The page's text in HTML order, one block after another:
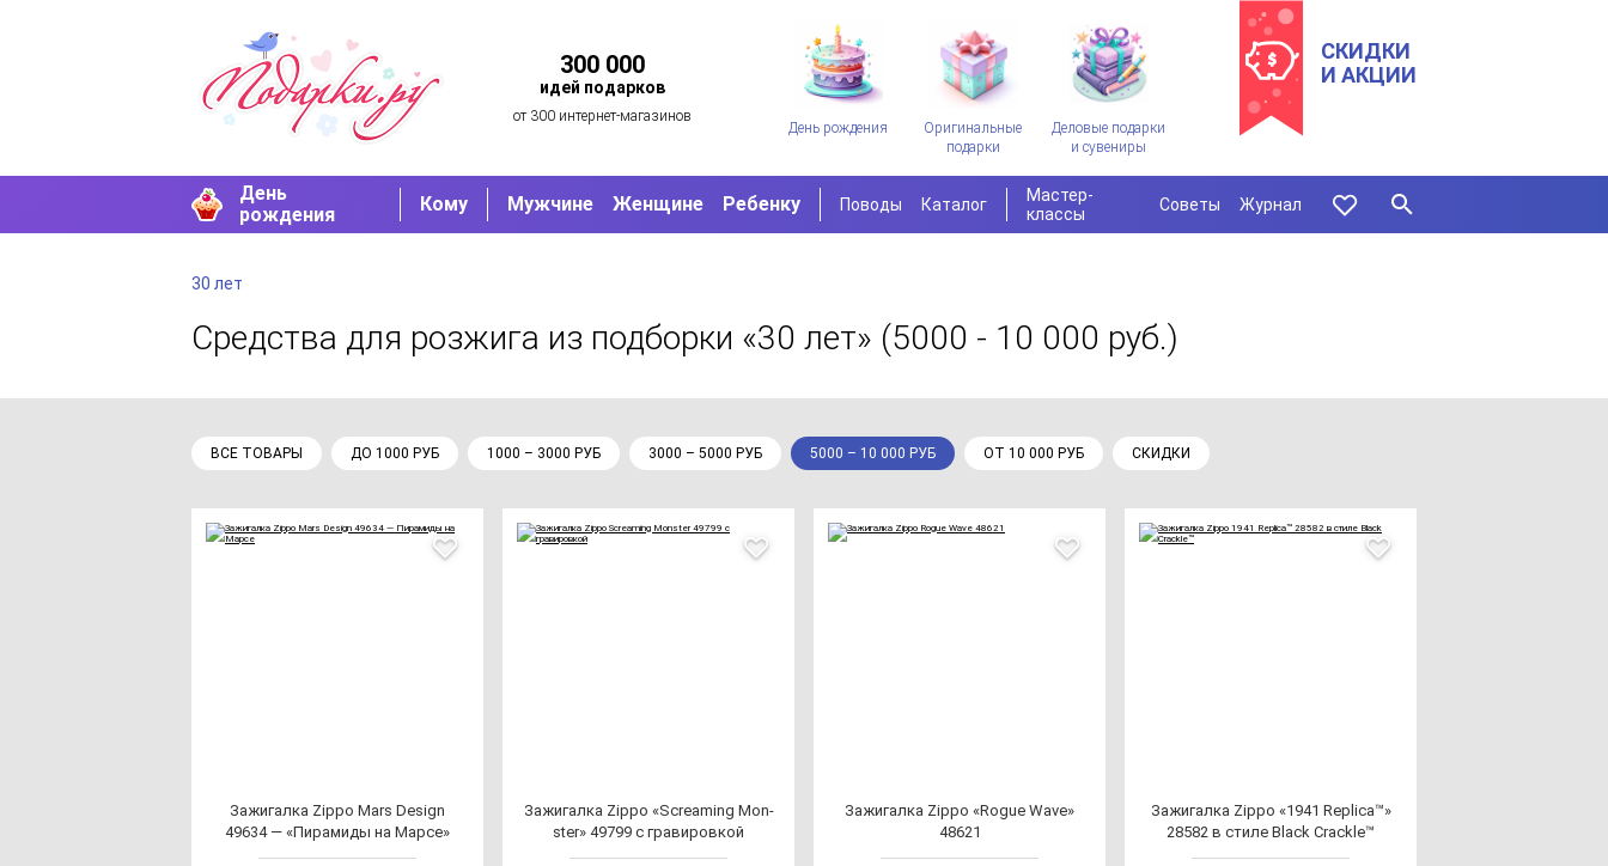
300 000
идей подарков
от 300 интернет-магазинов
День рождения
Оригинальные
подарки
Деловые подарки
и сувениры
СКИДКИ
И АКЦИИ
День
рождения
Кому Мужчине Женщине Ребенку Поводы Каталог
Мастер-
классы
Советы Журнал
30 лет
Средства для розжига из подборки «30 лет» (5000 - 10 000 руб.)
ВСЕ ТОВАРЫ ДО 1000 РУБ 1000 – 3000 РУБ 3000 – 5000 РУБ 5000 – 10 000 РУБ ОТ 10 000 РУБ СКИДКИ
Зажи­гал­ка Zip­po Mars Design
49634 — «Пира­ми­ды на Мар­се»
Зажи­гал­ка Zip­po «Scre­aming Mon­
ster» 49799 с гра­ви­ров­кой
Зажи­гал­ка Zip­po «Rogue Wave»
48621
Зажи­гал­ка Zip­po «1941 Rep­li­ca™»
28582 в сти­ле Black Crac­kle™